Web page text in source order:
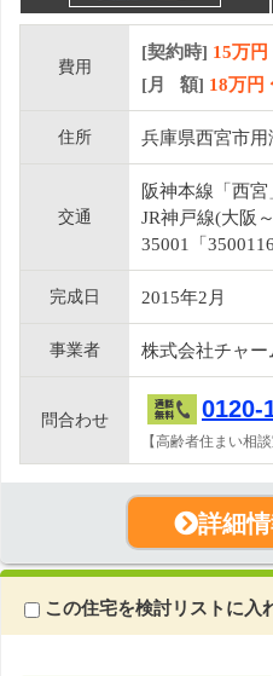
費用
[契約時] 15万円
[月 額] 18万円
住所 兵庫県西宮市用
交通
阪神本線「西
JR神戸線(大阪
35001「
完成日 2015年2月
事業者 株式会社チャ
問合わせ 0120-
【高齢者住まい相談
詳細
この住宅を検討リストに入